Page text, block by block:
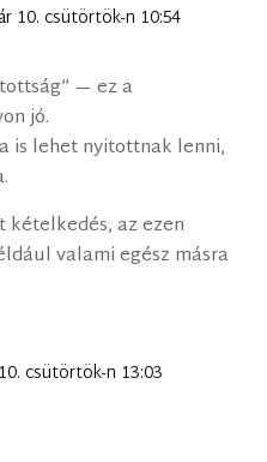
10. csütörtök-n 10:54
— ez a
jó.
is lehet nyitottnak lenni,
az ezen
valami egész másra
csütörtök-n 13:03